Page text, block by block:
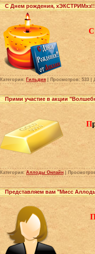
С Днем рождения,
С
Категория: Гильдия | Просмотров: 533 |
Прими участие в акции
П
Категория: Аллоды Онлайн |
Представляем вам "Мисс